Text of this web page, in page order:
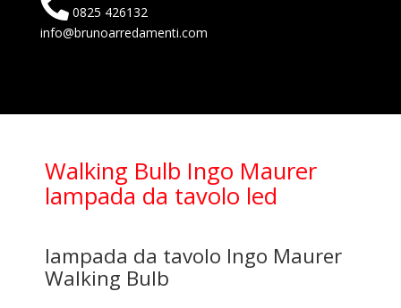
0825 426132
info@brunoarredamenti.com
Walking Bulb Ingo Maurer
lampada da tavolo led
lampada da tavolo Ingo Maurer
Walking Bulb